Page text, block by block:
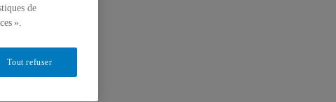
de
».
Tout refuser